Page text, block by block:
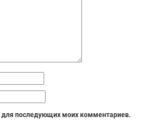
для последующих моих комментариев.